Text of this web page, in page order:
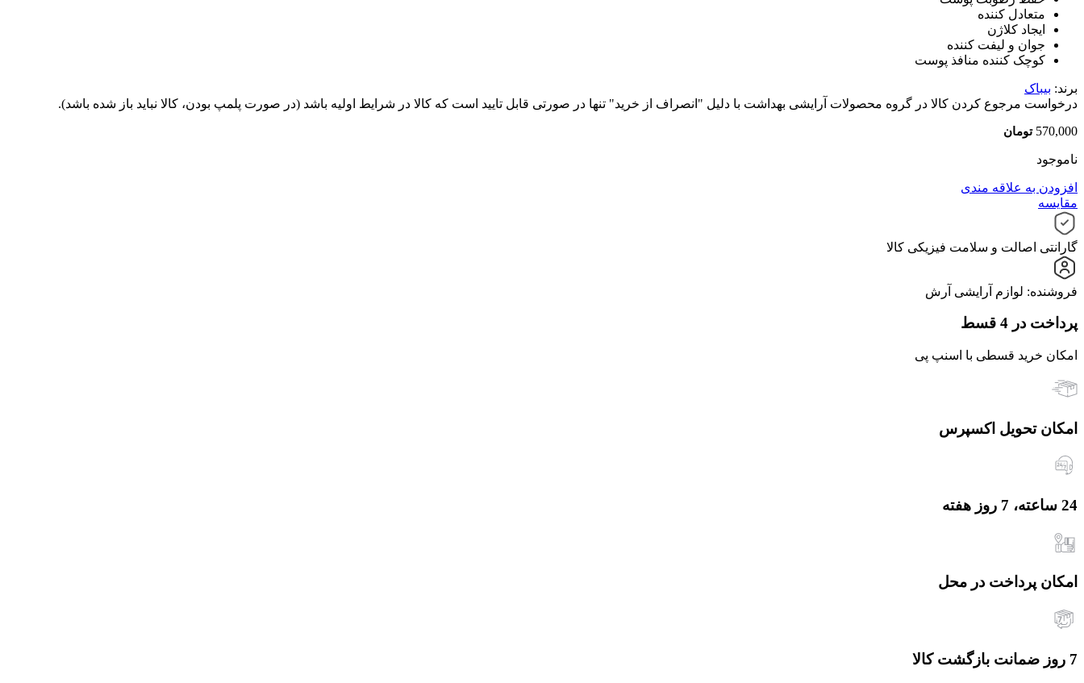
متعادل کننده
ایجاد کلاژن
جوان و لیفت کننده
کوچک کننده منافذ پوست
برند: بیباک
درخواست مرجوع کردن کالا در گروه محصولات آرایشی بهداشت با دلیل "انصراف از خرید" تنها در صورتی قابل تایید است که کالا در شرایط اولیه باشد (در صورت پلمپ بودن، کالا نباید باز شده باشد).
570,000 تومان
ناموجود
افزودن به علاقه مندی
مقایسه
گارانتی اصالت و سلامت فیزیکی کالا
فروشنده: لوازم آرایشی آرش
پرداخت در 4 قسط
امکان خرید قسطی با اسنپ پی
امکان تحویل اکسپرس
24 ساعته، 7 روز هفته
امکان پرداخت در محل
7 روز ضمانت بازگشت کالا